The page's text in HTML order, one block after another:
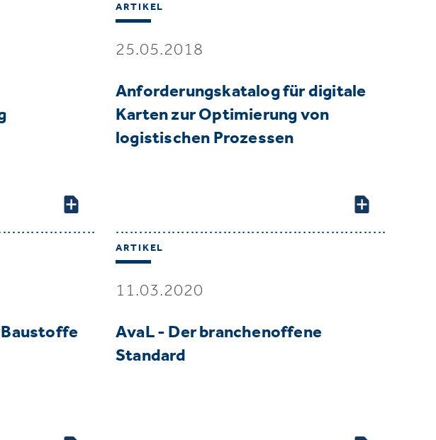
ARTIKEL
25.05.2018
Anforderungskatalog für digitale
Karten zur Optimierung von
logistischen Prozessen
ARTIKEL
11.03.2020
AvaL - Der branchenoffene
Standard